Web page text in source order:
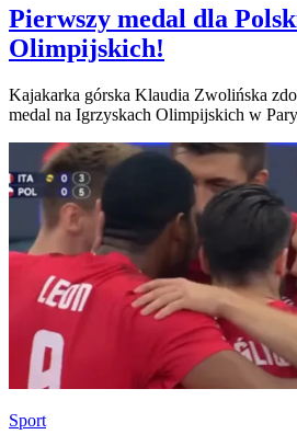
Pierwszy medal dla
Olimpijskich!
Kajakarka górska Klaudia Zwolińska
medal na Igrzyskach Olimpijskich w
Sport